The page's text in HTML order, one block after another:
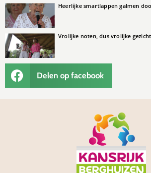
Heerlijke smartlappen galmen
Vrolijke noten, dus vrolijke
Delen op facebook